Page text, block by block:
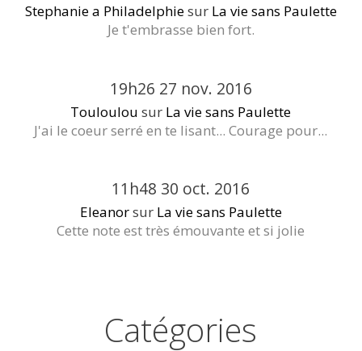
Stephanie a Philadelphiesur La vie sans Paulette
Je t'embrasse bien fort.
19h26 27 nov. 2016
Touloulou sur La vie sans Paulette
J'ai le coeur serré en te lisant... Courage pour...
11h48 30 oct. 2016
Eleanorsur La vie sans Paulette
Cette note est très émouvante et si jolie
Catégories